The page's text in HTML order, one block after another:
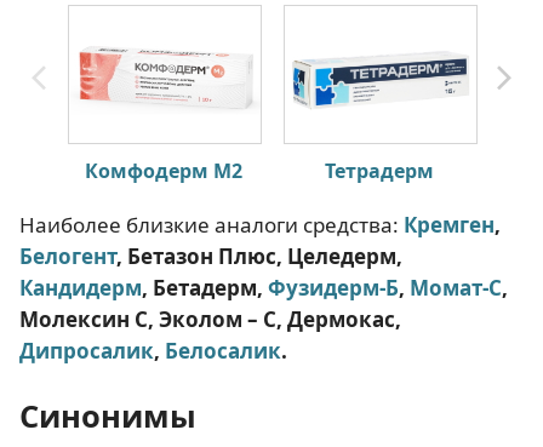
Комфодерм М2 Тетрадерм
Наиболее близкие аналоги средства: Кремген,
Белогент, Бетазон Плюс, Целедерм,
Кандидерм, Бетадерм, Фузидерм-Б, Момат-С,
Молексин С, Эколом – С, Дермокас,
Дипросалик, Белосалик.
Синонимы